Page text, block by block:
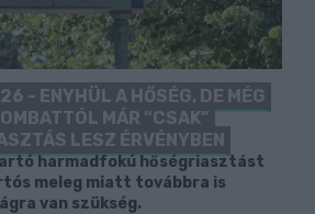
- ENYHÜL A HŐSÉG, DE MÉG
MÁR “CSAK”
LESZ ÉRVÉNYBEN
harmadfokú hőségriasztást
meleg miatt továbbra is
van szükség.